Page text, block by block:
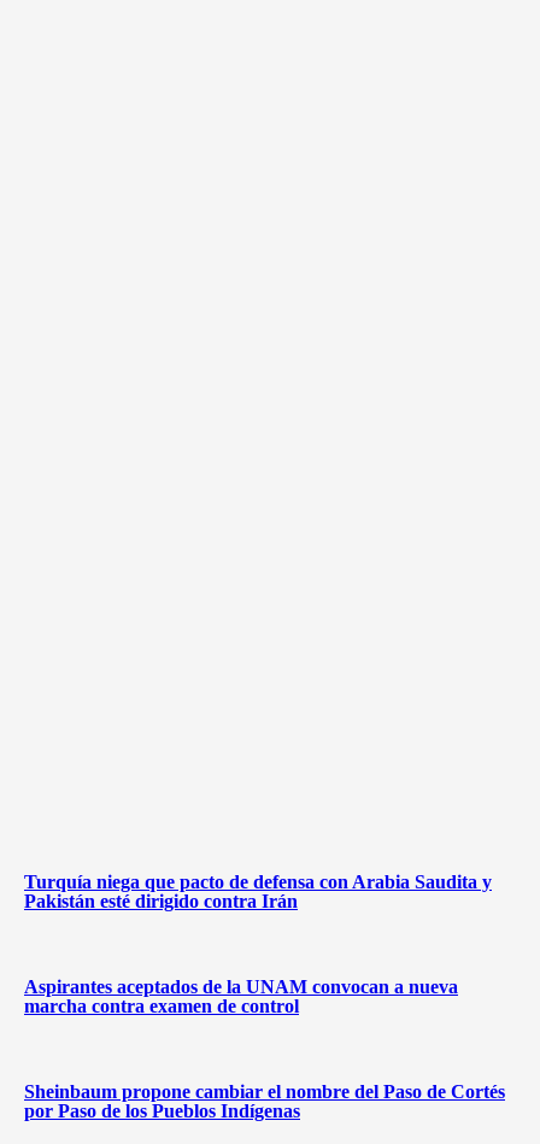
Turquía niega que pacto de defensa con Arabia Saudita y
Pakistán esté dirigido contra Irán
Aspirantes aceptados de la UNAM convocan a nueva
marcha contra examen de control
Sheinbaum propone cambiar el nombre del Paso de Cortés
por Paso de los Pueblos Indígenas